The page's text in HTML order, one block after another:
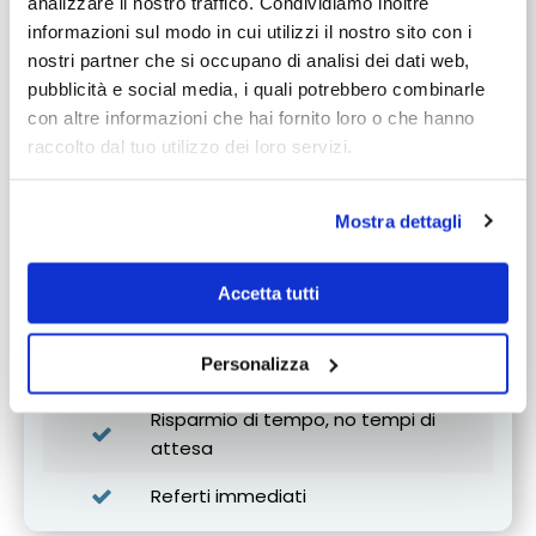
informazioni sul modo in cui utilizzi il nostro sito con i
nostri partner che si occupano di analisi dei dati web,
pubblicità e social media, i quali potrebbero combinarle
con altre informazioni che hai fornito loro o che hanno
raccolto dal tuo utilizzo dei loro servizi.
Mostra dettagli
Accetta tutti
Personalizza
Il nostro servizio agevola le famiglie, elimina
preoccupazioni e costi aggiuntivi legati
all'ambulanza o all'assistenza del paziente.
Inoltre, restare a casa riduce lo stress fisico e
mentale legato al trasferimento, e diminuisce il
Maggiore sicurezza durante le
operazioni
Immagini digitali di alta qualità
Risparmio di tempo, no tempi di
attesa
Referti immediati